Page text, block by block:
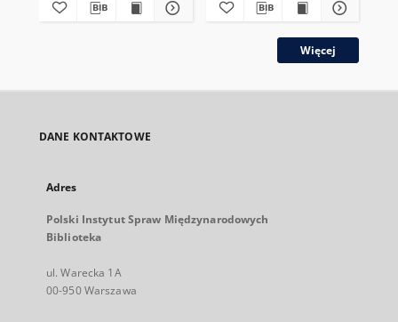
Więcej
DANE KONTAKTOWE
Adres
Polski Instytut Spraw Międzynarodowych
Biblioteka
ul. Warecka 1A
00-950 Warszawa